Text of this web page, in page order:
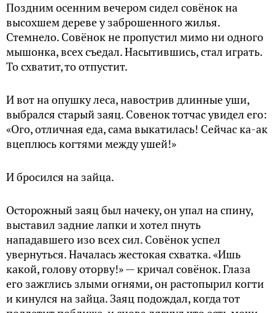
Поздним осенним вечером сидел совёнок на
высохшем дереве у заброшенного жилья.
Стемнело. Совёнок не пропустил мимо ни одного
мышонка, всех съедал. Насытившись, стал играть.
То схватит, то отпустит.
И вот на опушку леса, навострив длинные уши,
выбрался старый заяц. Совенок тотчас увидел его:
«Ого, отличная еда, сама выкатилась! Сейчас ка-ак
вцеплюсь когтями между ушей!»
И бросился на зайца.
Осторожный заяц был начеку, он упал на спину,
выставил задние лапки и хотел пнуть
нападавшего изо всех сил. Совёнок успел
увернуться. Началась жестокая схватка. «Ишь
какой, голову оторву!» — кричал совёнок. Глаза
его зажглись злыми огнями, он растопырил когти
и кинулся на зайца. Заяц подождал, когда тот